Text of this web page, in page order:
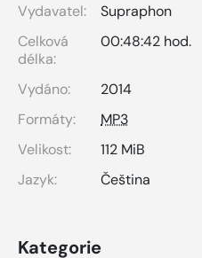
Vydavatel:
Supraphon
Celková
délka:
00:48:42 hod.
Vydáno:
2014
Formáty:
MP3
Velikost:
112 MiB
Jazyk:
Čeština
Kategorie